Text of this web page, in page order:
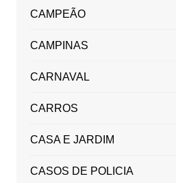
CAMPEÃO
CAMPINAS
CARNAVAL
CARROS
CASA E JARDIM
CASOS DE POLICIA